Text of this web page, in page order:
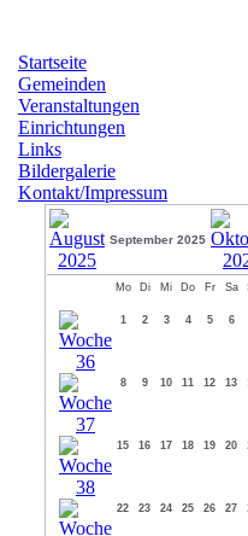
Startseite
Gemeinden
Veranstaltungen
Einrichtungen
Links
Bildergalerie
Kontakt/Impressum
September 2025
Mo Di Mi Do Fr Sa
1 2 3 4 5 6
8 9 10 11 12 13
15 16 17 18 19 20
22 23 24 25 26 27